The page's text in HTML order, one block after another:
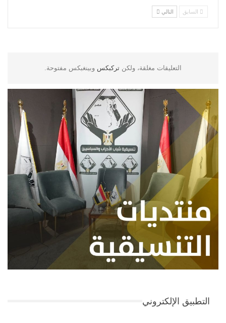
السابق التالي
التعليقات مغلقة، ولكن تركبكس وبينغبكس مفتوحة.
التطبيق الإلكتروني